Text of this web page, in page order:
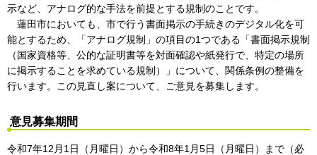
示など、アナログ的な手法を前提とする規制のことです。
蓮田市においても、市で行う書面掲示の手続きのデジタル化を可
能とするため、「アナログ規制」の項目の1つである「書面掲示規制
（国家資格等、公的な証明書等を対面確認や紙発行で、特定の場所
に掲示することを求めている規制）」について、関係条例の整備を
行います。この見直し案について、ご意見を募集します。
意見募集期間
令和7年12月1日（月曜日）から令和8年1月5日（月曜日）まで（必